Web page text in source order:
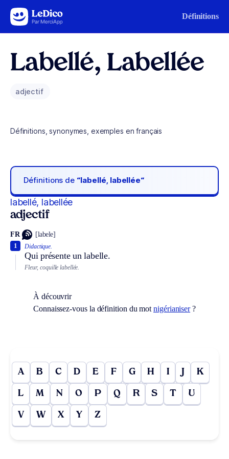
Aller au contenu Définitions
Labellé, Labellée
adjectif
Définitions, synonymes, exemples en français
Définitions de “labellé, labellée“
labellé, labellée
adjectif
FR [labele]
Didactique.
Qui présente un labelle.
1
Fleur, coquille labellée.
À découvrir
Connaissez-vous la définition du motnigérianiser?
A B C D E F G H I J K
L M N O P Q R S T U
V W X Y Z